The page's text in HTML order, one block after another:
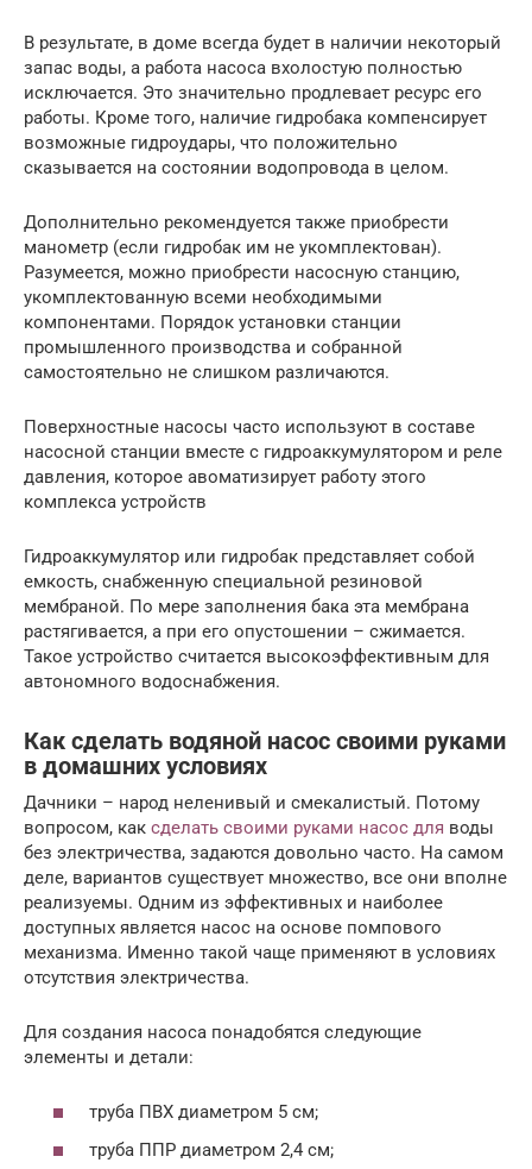
В результате, в доме всегда будет в наличии некоторый
запас воды, а работа насоса вхолостую полностью
исключается. Это значительно продлевает ресурс его
работы. Кроме того, наличие гидробака компенсирует
возможные гидроудары, что положительно
сказывается на состоянии водопровода в целом.
Дополнительно рекомендуется также приобрести
манометр (если гидробак им не укомплектован).
Разумеется, можно приобрести насосную станцию,
укомплектованную всеми необходимыми
компонентами. Порядок установки станции
промышленного производства и собранной
самостоятельно не слишком различаются.
Поверхностные насосы часто используют в составе
насосной станции вместе с гидроаккумулятором и реле
давления, которое авоматизирует работу этого
комплекса устройств
Гидроаккумулятор или гидробак представляет собой
емкость, снабженную специальной резиновой
мембраной. По мере заполнения бака эта мембрана
растягивается, а при его опустошении – сжимается.
Такое устройство считается высокоэффективным для
автономного водоснабжения.
Как сделать водяной насос своими руками
в домашних условиях
Дачники – народ неленивый и смекалистый. Потому
вопросом, как сделать своими руками насос для воды
без электричества, задаются довольно часто. На самом
деле, вариантов существует множество, все они вполне
реализуемы. Одним из эффективных и наиболее
доступных является насос на основе помпового
механизма. Именно такой чаще применяют в условиях
отсутствия электричества.
Для создания насоса понадобятся следующие
элементы и детали:
труба ПВХ диаметром 5 см;
труба ППР диаметром 2,4 см;